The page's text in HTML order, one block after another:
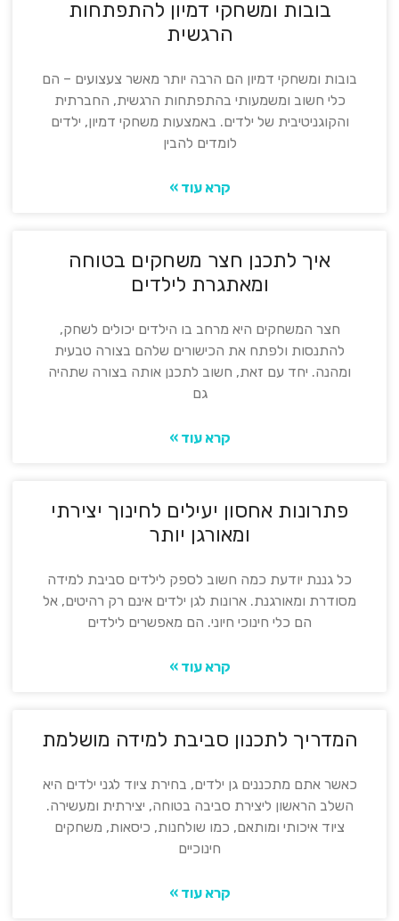
בובות ומשחקי דמיון להתפתחות
הרגשית
בובות ומשחקי דמיון הם הרבה יותר מאשר צעצועים – הם
כלי חשוב ומשמעותי בהתפתחות הרגשית, החברתית
והקוגניטיבית של ילדים. באמצעות משחקי דמיון, ילדים
לומדים להבין
קרא עוד »
איך לתכנן חצר משחקים בטוחה
ומאתגרת לילדים
חצר המשחקים היא מרחב בו הילדים יכולים לשחק,
להתנסות ולפתח את הכישורים שלהם בצורה טבעית
ומהנה. יחד עם זאת, חשוב לתכנן אותה בצורה שתהיה
גם
קרא עוד »
פתרונות אחסון יעילים לחינוך יצירתי
ומאורגן יותר
כל גננת יודעת כמה חשוב לספק לילדים סביבת למידה
מסודרת ומאורגנת. ארונות לגן ילדים אינם רק רהיטים, אל
הם כלי חינוכי חיוני. הם מאפשרים לילדים
קרא עוד »
המדריך לתכנון סביבת למידה מושלמת
כאשר אתם מתכננים גן ילדים, בחירת ציוד לגני ילדים היא
השלב הראשון ליצירת סביבה בטוחה, יצירתית ומעשירה.
ציוד איכותי ומותאם, כמו שולחנות, כיסאות, משחקים
חינוכיים
קרא עוד »